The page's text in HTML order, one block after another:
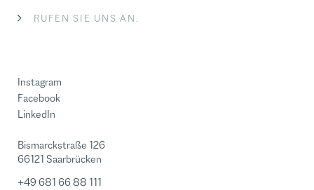
RUFEN SIE UNS AN.
Instagram
Facebook
LinkedIn
Bismarckstraße 126
66121 Saarbrücken
+49 681 66 88 111